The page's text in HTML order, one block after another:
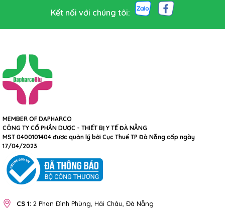
Kết nối với chúng tôi:
MEMBER OF DAPHARCO
CÔNG TY CỔ PHẦN DƯỢC - THIẾT BỊ Y TẾ ĐÀ NẴNG
MST 0400101404 được quản lý bởi Cục Thuế TP Đà Nẵng cấp ngày
17/04/2023
CS 1: 2 Phan Đình Phùng, Hải Châu, Đà Nẵng